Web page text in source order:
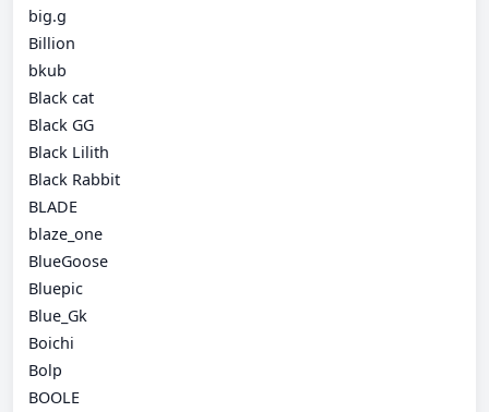
big.g
Billion
bkub
Black cat
Black GG
Black Lilith
Black Rabbit
BLADE
blaze_one
BlueGoose
Bluepic
Blue_Gk
Boichi
Bolp
BOOLE